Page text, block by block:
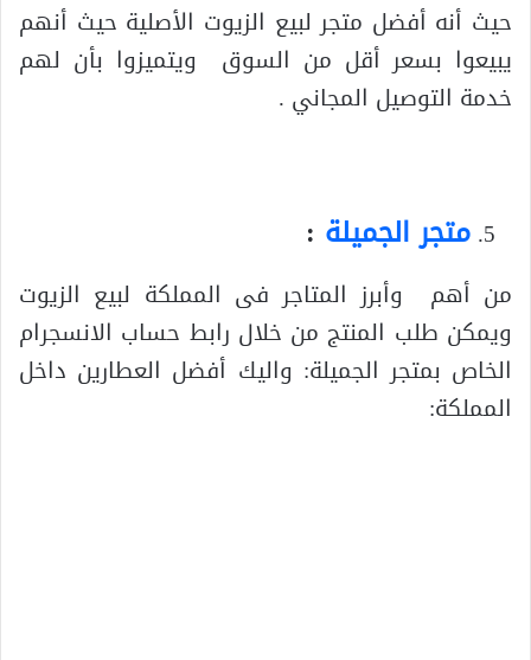
حيث أنه أفضل متجر لبيع الزيوت الأصلية حيث أنهم
يبيعوا بسعر أقل من السوق ويتميزوا بأن لهم
خدمة التوصيل المجاني .
متجر الجميلة :
من أهم وأبرز المتاجر فى المملكة لبيع الزيوت
ويمكن طلب المنتج من خلال رابط حساب الانسجرام
الخاص بمتجر الجميلة: واليك أفضل العطارين داخل
المملكة: